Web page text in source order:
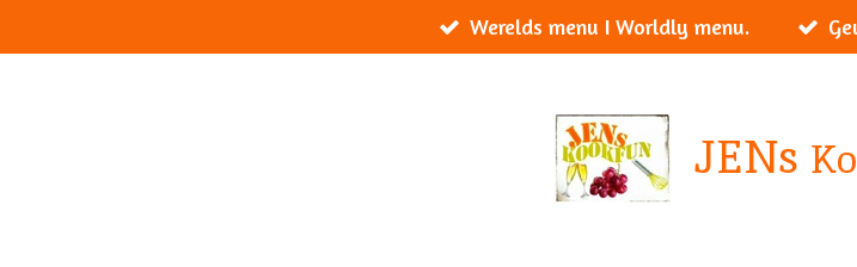
direct
Werelds menu I Worldly menu.
JENs